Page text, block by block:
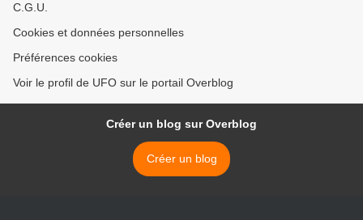
C.G.U.
Cookies et données personnelles
Préférences cookies
Voir le profil de UFO sur le portail Overblog
Créer un blog sur Overblog
Créer un blog